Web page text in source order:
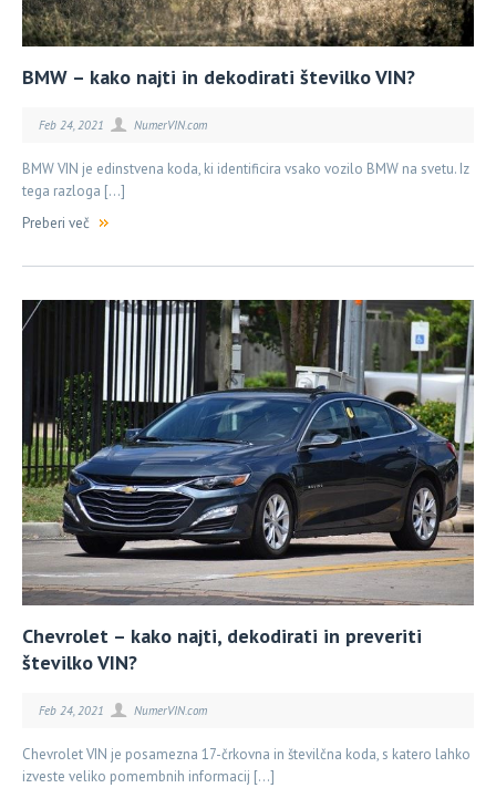
BMW – kako najti in dekodirati številko VIN?
Feb 24, 2021 NumerVIN.com
BMW VIN je edinstvena koda, ki identificira vsako vozilo BMW na svetu. Iz
tega razloga […]
Preberi več
Chevrolet – kako najti, dekodirati in preveriti
številko VIN?
Feb 24, 2021 NumerVIN.com
Chevrolet VIN je posamezna 17-črkovna in številčna koda, s katero lahko
izveste veliko pomembnih informacij […]